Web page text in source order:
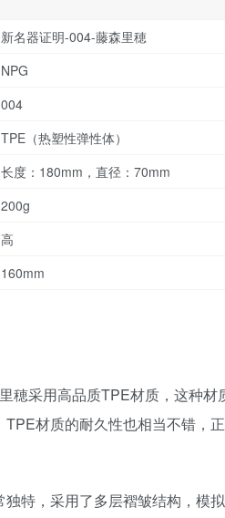
新名器证明-004-藤森里穂
NPG
004
TPE（热塑性弹性体）
长度：180mm，直径：70mm
200g
高
160mm
穂采用高品质TPE材质，这种
材质的耐久性也相当不错，
特，采用了多层褶皱结构，模